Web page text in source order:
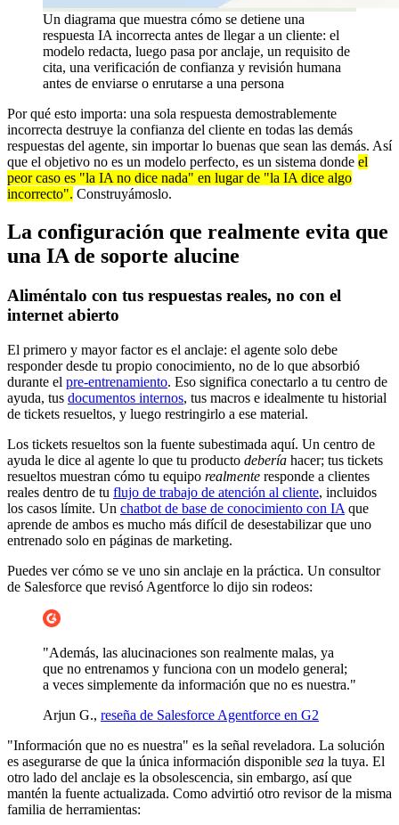
Un diagrama que muestra cómo se detiene una
respuesta IA incorrecta antes de llegar a un cliente: el
modelo redacta, luego pasa por anclaje, un requisito de
cita, una verificación de confianza y revisión humana
antes de enviarse o enrutarse a una persona
Por qué esto importa: una sola respuesta demostrablemente
incorrecta destruye la confianza del cliente en todas las demás
respuestas del agente, sin importar lo buenas que sean las demás. Así
que el objetivo no es un modelo perfecto, es un sistema donde el
peor caso es "la IA no dice nada" en lugar de "la IA dice algo
incorrecto". Construyámoslo.
La configuración que realmente evita que
una IA de soporte alucine
Aliméntalo con tus respuestas reales, no con el
internet abierto
El primero y mayor factor es el anclaje: el agente solo debe
responder desde tu propio conocimiento, no de lo que absorbió
durante el pre-entrenamiento. Eso significa conectarlo a tu centro de
ayuda, tus documentos internos, tus macros e idealmente tu historial
de tickets resueltos, y luego restringirlo a ese material.
Los tickets resueltos son la fuente subestimada aquí. Un centro de
ayuda le dice al agente lo que tu producto debería hacer; tus tickets
resueltos muestran cómo tu equipo realmente responde a clientes
reales dentro de tu flujo de trabajo de atención al cliente, incluidos
los casos límite. Un chatbot de base de conocimiento con IA que
aprende de ambos es mucho más difícil de desestabilizar que uno
entrenado solo en páginas de marketing.
Puedes ver cómo se ve uno sin anclaje en la práctica. Un consultor
de Salesforce que revisó Agentforce lo dijo sin rodeos:
"Además, las alucinaciones son realmente malas, ya
que no entrenamos y funciona con un modelo general;
a veces simplemente da información que no es nuestra."
Arjun G., reseña de Salesforce Agentforce en G2
"Información que no es nuestra" es la señal reveladora. La solución
es asegurarse de que la única información disponible sea la tuya. El
otro lado del anclaje es la obsolescencia, sin embargo, así que
mantén la fuente actualizada. Como advirtió otro revisor de la misma
familia de herramientas: